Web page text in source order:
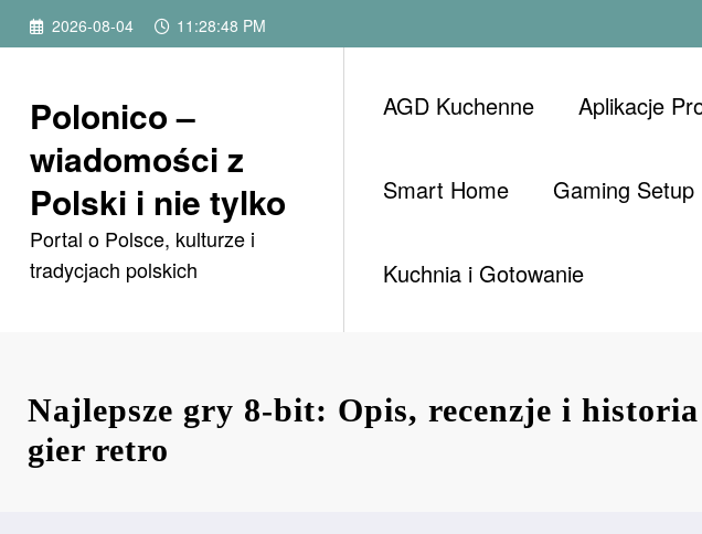
Przejdź 2026-08-04 11:28:50 PM
Polonico –
wiadomości z
Polski i nie tylko
Portal o Polsce, kulturze i
tradycjach polskich
AGD Kuchenne Aplikacje
Smart Home Gaming Setup
Kuchnia i Gotowanie
Najlepsze gry 8-bit: Opis, recenzje i historia
gier retro